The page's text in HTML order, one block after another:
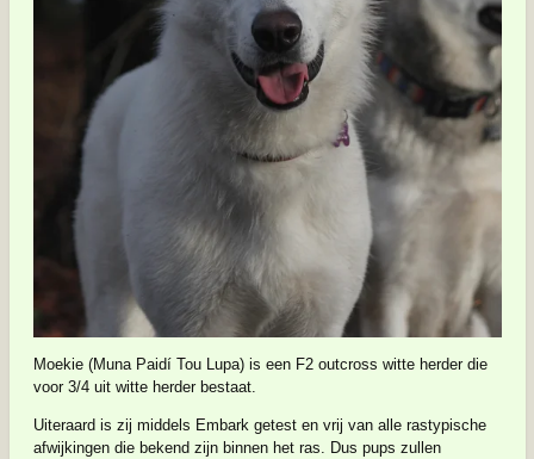
Moekie (Muna Paidí Tou Lupa) is een F2 outcross witte herder die
voor 3/4 uit witte herder bestaat.
Uiteraard is zij middels Embark getest en vrij van alle rastypische
afwijkingen die bekend zijn binnen het ras. Dus pups zullen